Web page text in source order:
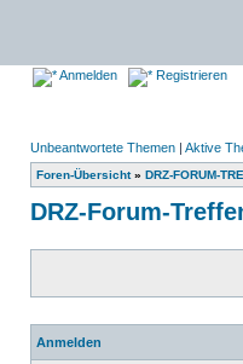
Anmelden Registrieren
Unbeantwortete Themen | Aktive
Foren-Übersicht» DRZ-FORUM-
DRZ-Forum-
Anmelden